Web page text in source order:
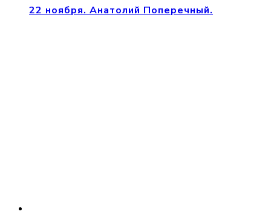
22 ноября. Анатолий Поперечный.